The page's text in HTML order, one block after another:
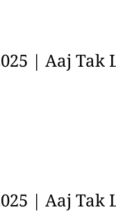
2025 | Aaj Tak
2025 | Aaj Tak